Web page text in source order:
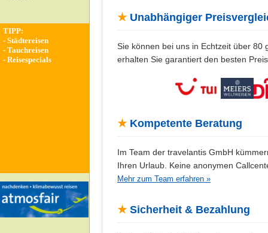
TIPP:
- Städtereisen
- Tauchreisen
- Reisespecials
★ Unabhängiger
Sie können bei uns in Echtzeit über
erhalten Sie garantiert den besten
★ Kompetente Beratung
Im Team der travelantis GmbH
Ihren Urlaub. Keine anonymen
Mehr zum Team erfahren »
★ Sicherheit & Bezahlung